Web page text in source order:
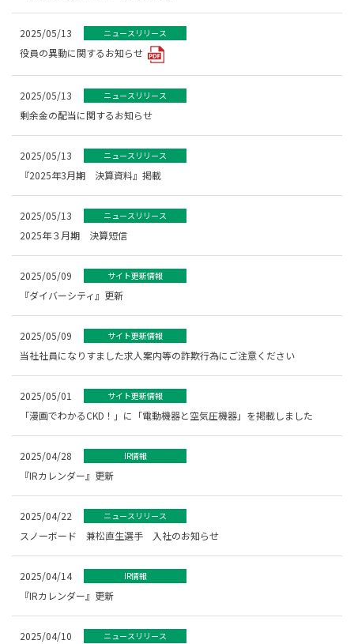
2025/05/13 ニュースリリース
役員の異動に関するお知らせ
2025/05/13 ニュースリリース
剰余金の配当に関するお知らせ
2025/05/13 ニュースリリース
『2025年3月期 決算資料』掲載
2025/05/13 ニュースリリース
2025年３月期 決算短信
2025/05/09 サイト更新情報
『ダイバーシティ』更新
2025/05/09 サイト更新情報
当社社員になりすました求人案内等の詐欺行為にご注意ください
2025/05/01 サイト更新情報
「漫画でわかるCKD！」に「電動機器と空気圧機器」を掲載しました
2025/04/28 IR情報
『IRカレンダー』更新
2025/04/22 ニュースリリース
スノーボード 兼松直生選手 入社のお知らせ
2025/04/14 IR情報
『IRカレンダー』更新
2025/04/10 ニュースリリース